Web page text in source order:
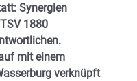
Synergien
1880
mit einem
verknüpft